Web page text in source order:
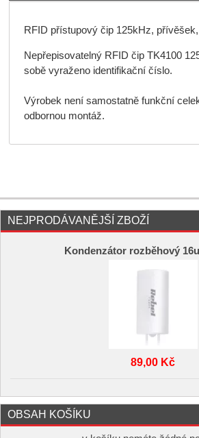
RFID přístupový čip 125kHz,
Nepřepisovatelný RFID čip TK4100
sobě vyraženo identifikační číslo.
Výrobek není samostatně funkční
odbornou montáž.
NEJPRODÁVANĚJŠÍ ZBOŽÍ
Kondenzátor rozběhový
89,00 Kč
OBSAH KOŠÍKU